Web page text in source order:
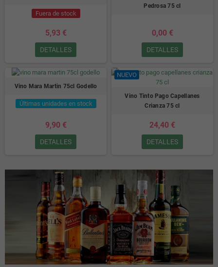
Fuera de stock
5,93 €
DETALLES
Pedrosa 75 cl
0,00 €
DETALLES
Vino Mara Martin 75cl Godello
Últimas unidades en stock
9,90 €
DETALLES
NUEVO
Vino Tinto Pago Capellanes
Crianza 75 cl
24,40 €
DETALLES